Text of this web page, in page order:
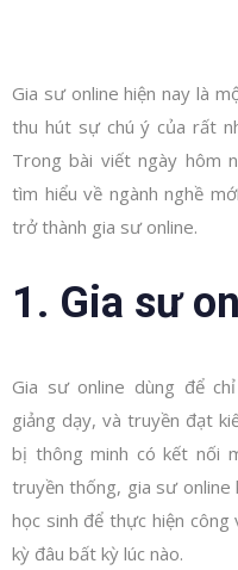
Gia sư online hiện nay là
thu hút sự chú ý của rất
Trong bài viết ngày hôm
tìm hiểu về ngành nghề
trở thành gia sư online.
1. Gia sư
Gia sư online dùng để
giảng dạy, và truyền đạt
bị thông minh có kết nối
truyền thống, gia sư online
học sinh để thực hiện công
kỳ đâu bất kỳ lúc nào.